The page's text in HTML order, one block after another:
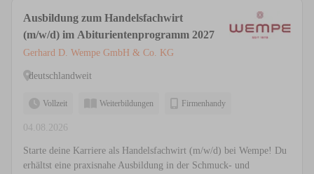
Ausbildung zum Handelsfachwirt
(m/w/d) im Abiturientenprogramm 2027
Gerhard D. Wempe GmbH & Co. KG
deutschlandweit
Vollzeit Weiterbildungen Firmenhandy
04.08.2026
Starte deine Karriere als Handelsfachwirt (m/w/d) bei Wempe! Du
erhältst eine praxisnahe Ausbildung in der Schmuck- und